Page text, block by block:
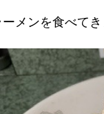
メンを食べてき